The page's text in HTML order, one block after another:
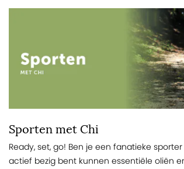
Sporten met Chi
Ready, set, go! Ben je een fanatieke
actief bezig bent kunnen essentiële oliën